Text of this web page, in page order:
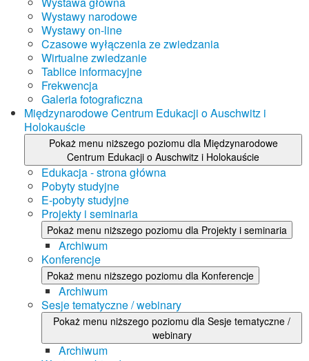
Wystawy narodowe
Wystawy on-line
Czasowe wyłączenia ze zwiedzania
Wirtualne zwiedzanie
Tablice informacyjne
Frekwencja
Galeria fotograficzna
Międzynarodowe Centrum Edukacji o Auschwitz i
Holokauście
Pokaż menu niższego poziomu dla Międzynarodowe
Centrum Edukacji o Auschwitz i Holokauście
Edukacja - strona główna
Pobyty studyjne
E-pobyty studyjne
Projekty i seminaria
Pokaż menu niższego poziomu dla Projekty i seminaria
Archiwum
Konferencje
Pokaż menu niższego poziomu dla Konferencje
Archiwum
Sesje tematyczne / webinary
Pokaż menu niższego poziomu dla Sesje tematyczne /
webinary
Archiwum